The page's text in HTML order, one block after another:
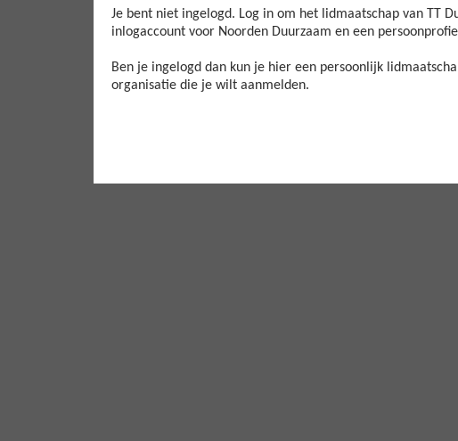
Je bent niet ingelogd. Log in om het lidmaatschap van TT
inlogaccount voor Noorden Duurzaam en een
Ben je ingelogd dan kun je hier een persoonlijk
organisatie die je wilt aanmelden.